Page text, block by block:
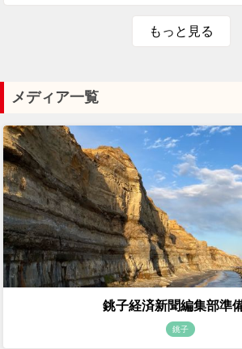
もっと見る
メディア一覧
銚子経済新聞編集部準
銚子